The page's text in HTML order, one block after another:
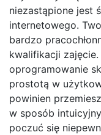
niezastąpione jest
internetowego.
bardzo
kwalifikacji
oprogramowanie
prostotą w
powinien
w sposób
poczuć się